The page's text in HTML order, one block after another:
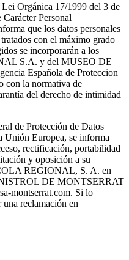
Orgánica 17/1999 del 3 de
Personal
que los datos personales
con el máximo grado
se incorporarán a los
S.A. y del MUSEO DE
Española de Proteccion
con la normativa de
del derecho de intimidad
de Protección de Datos
Unión Europea, se informa
rectificación, portabilidad
y oposición a su
REGIONAL, S. A. en
DE MONTSERRAT
montserrat.com. Si lo
una reclamación en